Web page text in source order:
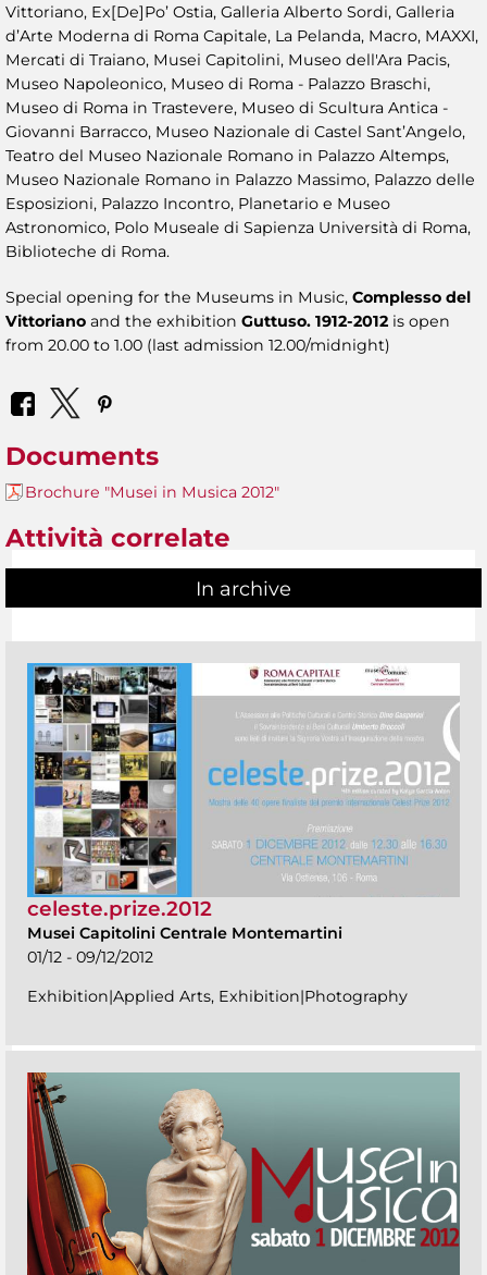
Vittoriano, Ex[De]Po’ Ostia, Galleria Alberto Sordi, Galleria
d’Arte Moderna di Roma Capitale, La Pelanda, Macro, MAXXI,
Mercati di Traiano, Musei Capitolini, Museo dell'Ara Pacis,
Museo Napoleonico, Museo di Roma - Palazzo Braschi,
Museo di Roma in Trastevere, Museo di Scultura Antica -
Giovanni Barracco, Museo Nazionale di Castel Sant’Angelo,
Teatro del Museo Nazionale Romano in Palazzo Altemps,
Museo Nazionale Romano in Palazzo Massimo, Palazzo delle
Esposizioni, Palazzo Incontro, Planetario e Museo
Astronomico, Polo Museale di Sapienza Università di Roma,
Biblioteche di Roma.
Special opening for the Museums in Music, Complesso del
Vittoriano and the exhibition Guttuso. 1912-2012 is open
from 20.00 to 1.00 (last admission 12.00/midnight)
Documents
Brochure "Musei in Musica 2012"
Attività correlate
In archive
celeste.prize.2012
Musei Capitolini Centrale Montemartini
01/12 - 09/12/2012
Exhibition|Applied Arts, Exhibition|Photography